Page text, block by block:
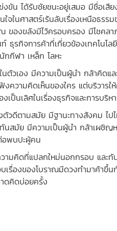
น ได้รับชัยชนะอยู่เสมอ มีชื่อเสีย
จในศาสตร์เร้นลับเรื่องเหนือธร
ของขลังมีไว้ครอบครอง มีโชคล
ธุรกิจการค้าที่เกี่ยวข้องเทคโนโ
กกีฬา เหล็ก โลหะ
เอง มีความเป็นผู้นำ กล้าคิดแล
ความคิดเห็นของใคร แต่บริวาร
ป็นเลิศในเรื่องธุรกิจและการบริห
ดีตามสมัย มีฐานะทางสังคม ไป
นสมัย มีความเป็นผู้นำ กล้าเผ
อพบปะผู้คน
ดที่แปลกใหม่นอกกรอบ และทัน
บเรื่องของโบราณมีดวงทำมาค้า
ดคิดบ่อยครั้ง